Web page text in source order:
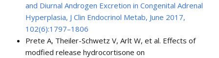
and Diurnal Androgen Excretion in Congenital Adrenal
Hyperplasia, J Clin Endocrinol Metab, June 2017,
102(6):1797–1806
Prete A, Theiler-Schwetz V, Arlt W, et al. Effects of
modfied release hydrocortisone on